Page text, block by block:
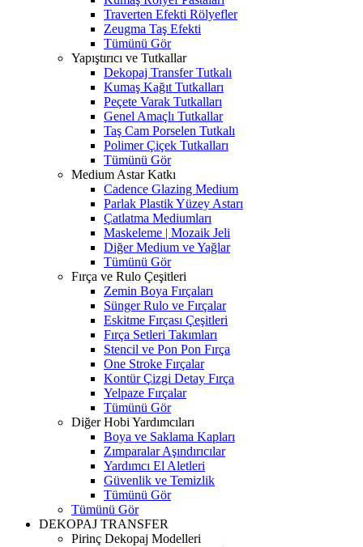
Traverten Efekti Rölyefler
Zeugma Taş Efekti
Tümünü Gör
Yapıştırıcı ve Tutkallar
Dekopaj Transfer Tutkalı
Kumaş Kağıt Tutkalları
Peçete Varak Tutkalları
Genel Amaçlı Tutkallar
Taş Cam Porselen Tutkalı
Polimer Çiçek Tutkalları
Tümünü Gör
Medium Astar Katkı
Cadence Glazing Medium
Parlak Plastik Yüzey Astarı
Çatlatma Mediumları
Maskeleme | Mozaik Jeli
Diğer Medium ve Yağlar
Tümünü Gör
Fırça ve Rulo Çeşitleri
Zemin Boya Fırçaları
Sünger Rulo ve Fırçalar
Eskitme Fırçası Çeşitleri
Fırça Setleri Takımları
Stencil ve Pon Pon Fırça
One Stroke Fırçalar
Kontür Çizgi Detay Fırça
Yelpaze Fırçalar
Tümünü Gör
Diğer Hobi Yardımcıları
Boya ve Saklama Kapları
Zımparalar Aşındırıcılar
Yardımcı El Aletleri
Güvenlik ve Temizlik
Tümünü Gör
Tümünü Gör
DEKOPAJ TRANSFER
Pirinç Dekopaj Modelleri